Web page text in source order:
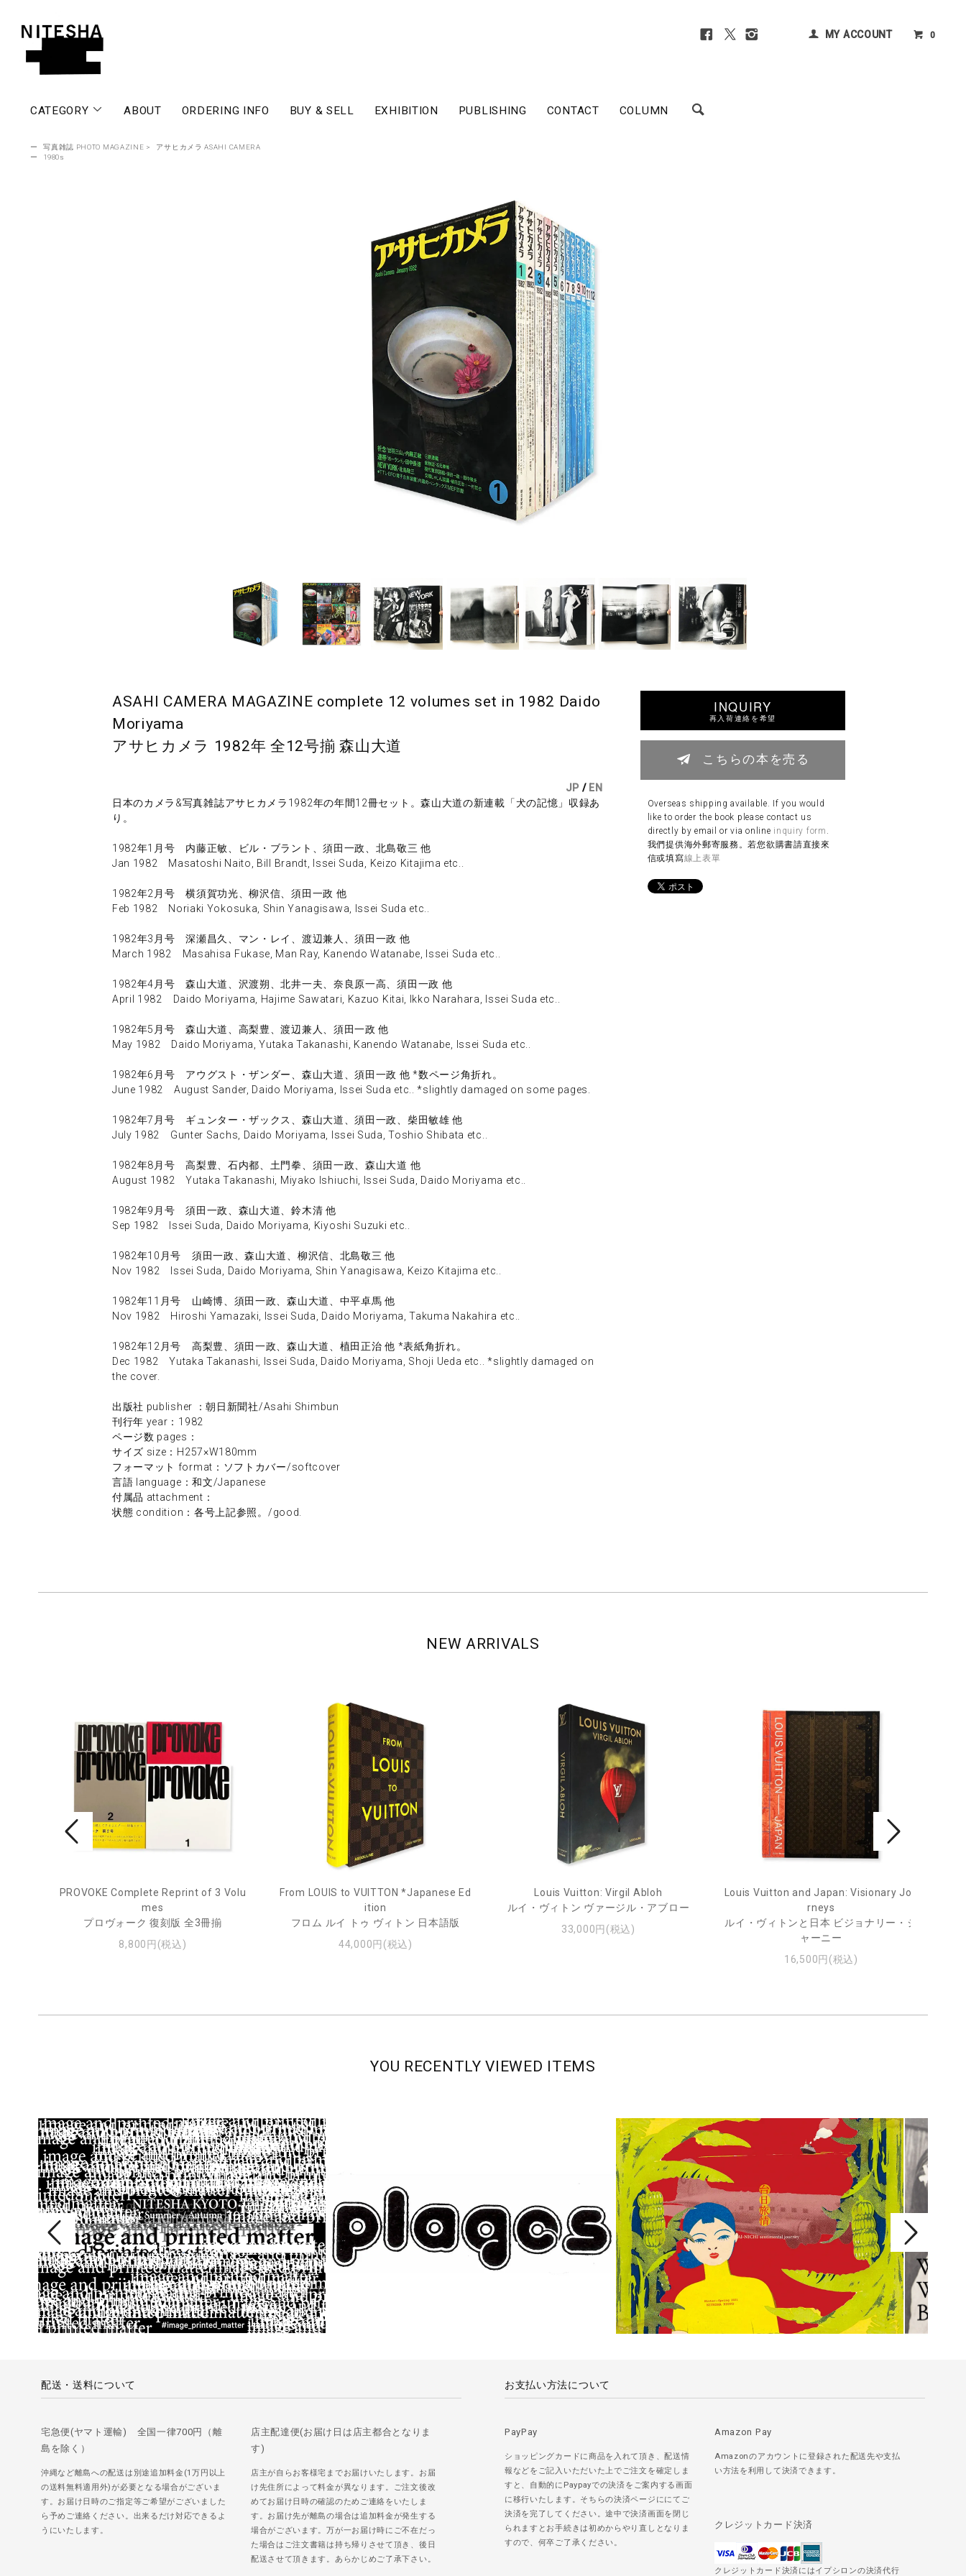
MY ACCOUNT 0
CATEGORY ABOUT ORDERING INFO BUY & SELL EXHIBITION PUBLISHING CONTACT COLUMN
ー 写真雑誌 PHOTO MAGAZINE >
アサヒカメラ ASAHI CAMERA
ー
1980s
ASAHI CAMERA MAGAZINE complete 12 volumes set in 1982 Daido
Moriyama
アサヒカメラ 1982年 全12号揃 森山大道
JP / EN
日本のカメラ&写真雑誌アサヒカメラ1982年の年間12冊セット。森山大道の新連載「犬の記憶」収録あ
り。
1982年1月号 内藤正敏、ビル・ブラント、須田一政、北島敬三 他
Jan 1982 Masatoshi Naito, Bill Brandt, Issei Suda, Keizo Kitajima etc..
1982年2月号 横須賀功光、柳沢信、須田一政 他
Feb 1982 Noriaki Yokosuka, Shin Yanagisawa, Issei Suda etc..
1982年3月号 深瀬昌久、マン・レイ、渡辺兼人、須田一政 他
March 1982 Masahisa Fukase, Man Ray, Kanendo Watanabe, Issei Suda etc..
1982年4月号 森山大道、沢渡朔、北井一夫、奈良原一高、須田一政 他
April 1982 Daido Moriyama, Hajime Sawatari, Kazuo Kitai, Ikko Narahara, Issei Suda etc..
1982年5月号 森山大道、高梨豊、渡辺兼人、須田一政 他
May 1982 Daido Moriyama, Yutaka Takanashi, Kanendo Watanabe, Issei Suda etc..
1982年6月号 アウグスト・ザンダー、森山大道、須田一政 他 *数ページ角折れ。
June 1982 August Sander, Daido Moriyama, Issei Suda etc.. *slightly damaged on some pages.
1982年7月号 ギュンター・ザックス、森山大道、須田一政、柴田敏雄 他
July 1982 Gunter Sachs, Daido Moriyama, Issei Suda, Toshio Shibata etc..
1982年8月号 高梨豊、石内都、土門拳、須田一政、森山大道 他
August 1982 Yutaka Takanashi, Miyako Ishiuchi, Issei Suda, Daido Moriyama etc..
1982年9月号 須田一政、森山大道、鈴木清 他
Sep 1982 Issei Suda, Daido Moriyama, Kiyoshi Suzuki etc..
1982年10月号 須田一政、森山大道、柳沢信、北島敬三 他
Nov 1982 Issei Suda, Daido Moriyama, Shin Yanagisawa, Keizo Kitajima etc..
1982年11月号 山崎博、須田一政、森山大道、中平卓馬 他
Nov 1982 Hiroshi Yamazaki, Issei Suda, Daido Moriyama, Takuma Nakahira etc..
1982年12月号 高梨豊、須田一政、森山大道、植田正治 他 *表紙角折れ。
Dec 1982 Yutaka Takanashi, Issei Suda, Daido Moriyama, Shoji Ueda etc.. *slightly damaged on
the cover.
出版社 publisher ：朝日新聞社/Asahi Shimbun
刊行年 year：1982
ページ数 pages：
サイズ size：H257×W180mm
フォーマット format：ソフトカバー/softcover
言語 language：和文/Japanese
付属品 attachment：
状態 condition：各号上記参照。/good.
INQUIRY
再入荷連絡を希望
こちらの本を売る
Overseas shipping available. If you would
like to order the book please contact us
directly by email or via online inquiry form .
我們提供海外郵寄服務。若您欲購書請直接來
信或填寫線上表單
NEW ARRIVALS
PROVOKE Complete Reprint of 3 Volu
mes
プロヴォーク 復刻版 全3冊揃
8,800円(税込)
From LOUIS to VUITTON *Japanese Ed
ition
フロム ルイ トゥ ヴィトン 日本語版
44,000円(税込)
Louis Vuitton: Virgil Abloh
ルイ・ヴィトン ヴァージル・アブロー
33,000円(税込)
Louis Vuitton and Japan: Visionary Jou
rneys
ルイ・ヴィトンと日本 ビジョナリー・ジ
ャーニー
16,500円(税込)
YOU RECENTLY VIEWED ITEMS
配送・送料について
宅急便(ヤマト運輸) 全国一律700円（離
島を除く）
沖縄など離島への配送は別途追加料金(1万円以上
の送料無料適用外)が必要となる場合がございま
す。お届け日時のご指定等ご希望がございました
ら予めご連絡ください。出来るだけ対応できるよ
うにいたします。
店主配達便(お届け日は店主都合となりま
す)
店主が自らお客様宅までお届けいたします。お届
け先住所によって料金が異なります。ご注文後改
めてお届け日時の確認のためご連絡をいたしま
す。お届け先が離島の場合は追加料金が発生する
場合がございます。万が一お届け時にご不在だっ
た場合はご注文書籍は持ち帰りさせて頂き、後日
配送させて頂きます。あらかじめご了承下さい。
お支払い方法について
PayPay
ショッピングカードに商品を入れて頂き、配送情
報などをご記入いただいた上でご注文を確定しま
すと、自動的にPaypayでの決済をご案内する画面
に移行いたします。そちらの決済ページににてご
決済を完了してください。途中で決済画面を閉じ
られますとお手続きは初めからやり直しとなりま
すので、何卒ご了承ください。
Amazon Pay
Amazonのアカウントに登録された配送先や支払
い方法を利用して決済できます。
クレジットカード決済
クレジットカード決済にはイプシロンの決済代行